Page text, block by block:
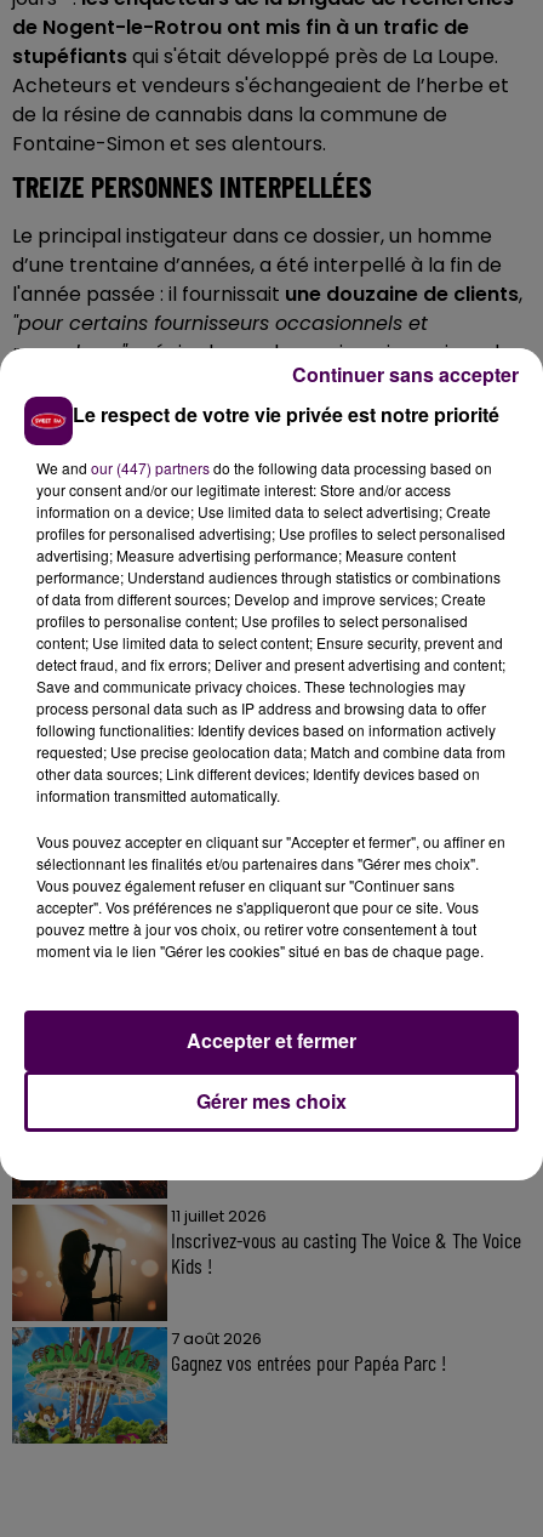
de Nogent-le-Rotrou ont mis fin à un trafic de
stupéfiantsqui s'était développé près de La Loupe.
Acheteurs et vendeurs s'échangeaient de l’herbe et
de la résine de cannabis dans la commune de
Fontaine-Simon et ses alentours.
TREIZE PERSONNES INTERPELLÉES
Le principal instigateur dans ce dossier, un homme
d’une trentaine d’années, a été interpellé à la fin de
l'année passée : il fournissait une douzaine de clients,
"pour certains fournisseurs occasionnels et
revendeurs"précise la gendarmerie, qui en raison du
contexte sanitaire, n’a pu appréhender ces différents
consommateurs qu’au cours des dernières semaines.
Les perquisitions réalisées ont ensuite conforté les
enquêteurs dans leurs vérifications :des produits, du
matériel et des objets ont été saisis.
CONVOCATION DEVANT LA JUSTICE
Parmi les protagonistes de ce trafic de stupéfiants,
trois individus, originaires d’Eure-et-Loir, feront l'objet
d'uneconvocation devant le tribunal judiciaire de
Chartres. Le délégué du procureur de la République
pourrait prononcer un simple rappel à loi à l’encontre
des autres mis en cause.
À LA UNE
7 août 2026
Gagnez vos pass pour le V and B Fest' 2026 !
11 juillet 2026
Inscrivez-vous au casting The Voice & The Voice
Kids !
7 août 2026
Gagnez vos entrées pour Papéa Parc !
Le respect de votre vie privée est notre priorité
We and our (447) partnersdo the following data processing based on
your consent and/or our legitimate interest: Store and/or access
information on a device; Use limited data to select advertising; Create
profiles for personalised advertising; Use profiles to select personalised
advertising; Measure advertising performance; Measure content
performance; Understand audiences through statistics or combinations
of data from different sources; Develop and improve services; Create
profiles to personalise content; Use profiles to select personalised
content; Use limited data to select content; Ensure security, prevent and
detect fraud, and fix errors; Deliver and present advertising and content;
Save and communicate privacy choices. These technologies may
process personal data such as IP address and browsing data to offer
following functionalities: Identify devices based on information actively
requested; Use precise geolocation data; Match and combine data from
other data sources; Link different devices; Identify devices based on
information transmitted automatically.
Vous pouvez accepter en cliquant sur "Accepter et fermer", ou affiner en
sélectionnant les finalités et/ou partenaires dans "Gérer mes choix".
Vous pouvez également refuser en cliquant sur "Continuer sans
accepter". Vos préférences ne s'appliqueront que pour ce site. Vous
pouvez mettre à jour vos choix, ou retirer votre consentement à tout
moment via le lien "Gérer les cookies" situé en bas de chaque page.
Gérer mes choix
Accepter et fermer
Continuer sans accepter